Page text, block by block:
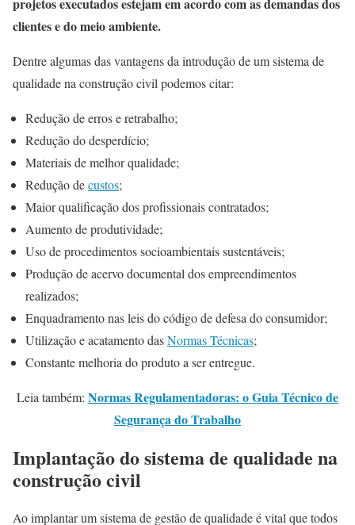
projetos executados estejam em acordo com as demandas dos
clientes e do meio ambiente.
Dentre algumas das vantagens da introdução de um sistema de
qualidade na construção civil podemos citar:
Redução de erros e retrabalho;
Redução do desperdício;
Materiais de melhor qualidade;
Redução decustos;
Maior qualificação dos profissionais contratados;
Aumento de produtividade;
Uso de procedimentos socioambientais sustentáveis;
Produção de acervo documental dos empreendimentos
realizados;
Enquadramento nas leis do código de defesa do consumidor;
Utilização e acatamento dasNormas Técnicas;
Constante melhoria do produto a ser entregue.
Leia também: Normas Regulamentadoras: o Guia Técnico de
Segurança do Trabalho
Implantação do sistema de qualidade na
construção civil
Ao implantar um sistema de gestão de qualidade é vital que todos